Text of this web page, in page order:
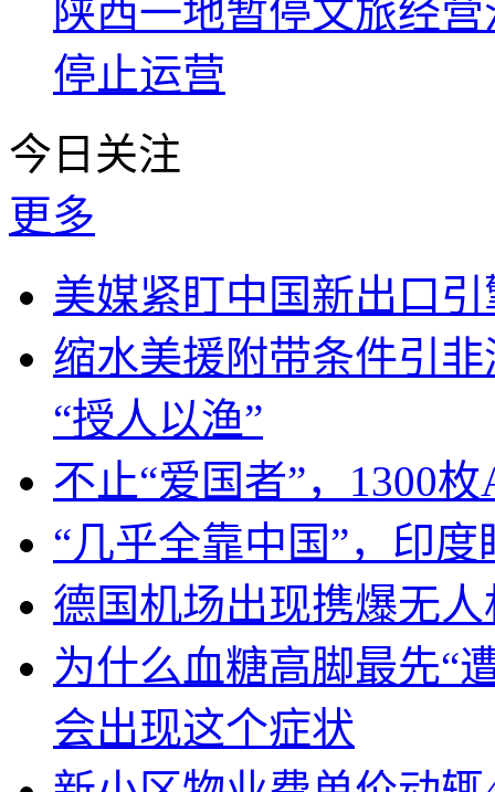
陕西一地暂停文旅经
停止运营
今日关注
更多
美媒紧盯中国新出口
缩水美援附带条件引
“授人以渔”
不止“爱国者”，1300
“几乎全靠中国”，印
德国机场出现携爆无
为什么血糖高脚最先“
会出现这个症状